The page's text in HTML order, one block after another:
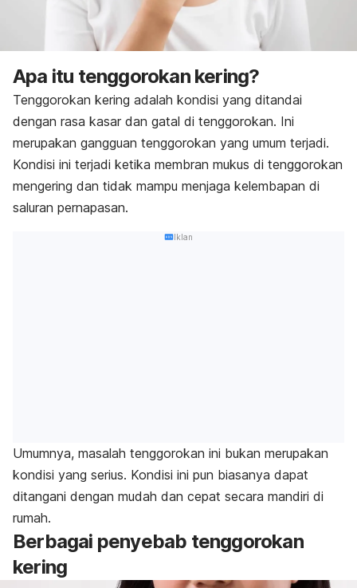
Apa itu tenggorokan kering?
Tenggorokan kering adalah kondisi yang ditandai
dengan rasa kasar dan gatal di tenggorokan. Ini
merupakan gangguan tenggorokan yang umum terjadi.
Kondisi ini terjadi ketika membran mukus di tenggorokan
mengering dan tidak mampu menjaga kelembapan di
saluran pernapasan.
Iklan
Umumnya, masalah tenggorokan ini bukan merupakan
kondisi yang serius. Kondisi ini pun biasanya dapat
ditangani dengan mudah dan cepat secara mandiri di
rumah.
Berbagai penyebab tenggorokan
kering